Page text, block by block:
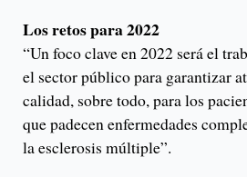
Los retos para 2022
“Un foco clave en 2022 será el
el sector público para garantizar
calidad, sobre todo, para los
que padecen enfermedades
la esclerosis múltiple”.